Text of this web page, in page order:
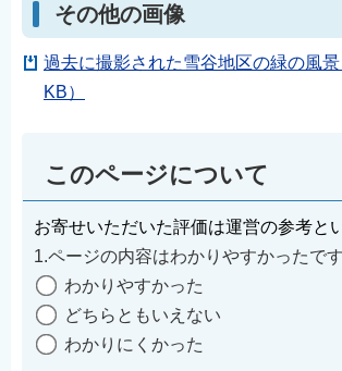
その他の画像
過去に撮影された雪谷地区の緑の風
KB）
このページについて
お寄せいただいた評価は運営の参考と
1.ページの内容はわかりやすかったで
わかりやすかった
どちらともいえない
わかりにくかった